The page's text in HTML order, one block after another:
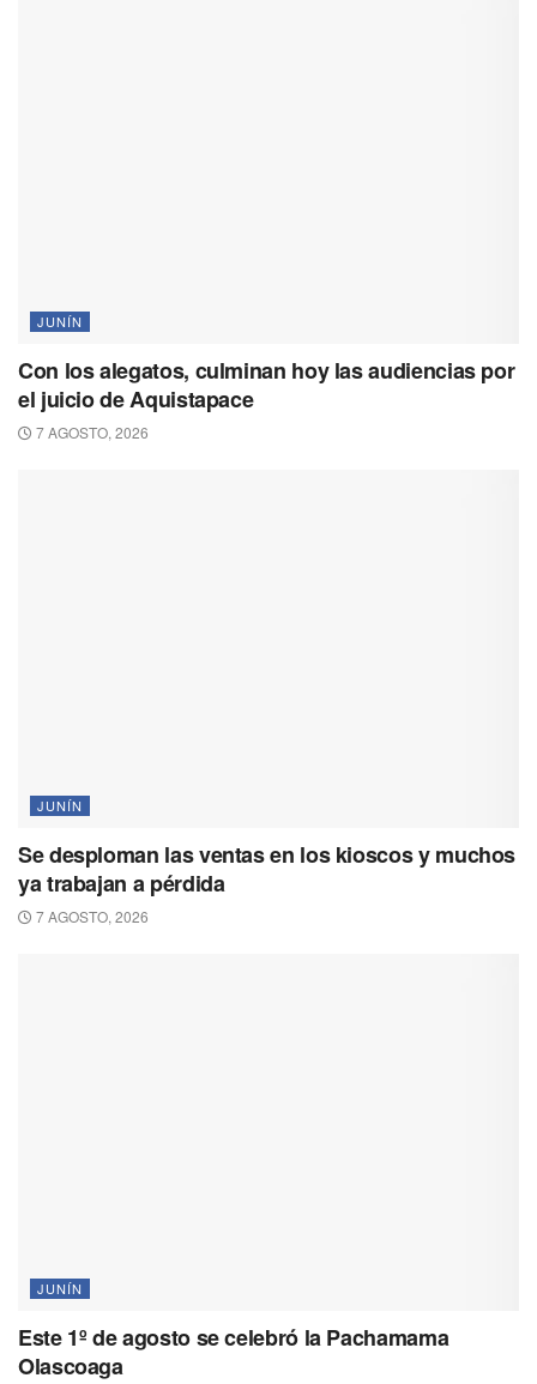
JUNÍN
Con los alegatos, culminan hoy las audiencias por
el juicio de Aquistapace
7 AGOSTO, 2026
JUNÍN
Se desploman las ventas en los kioscos y muchos
ya trabajan a pérdida
7 AGOSTO, 2026
JUNÍN
Este 1º de agosto se celebró la Pachamama
Olascoaga